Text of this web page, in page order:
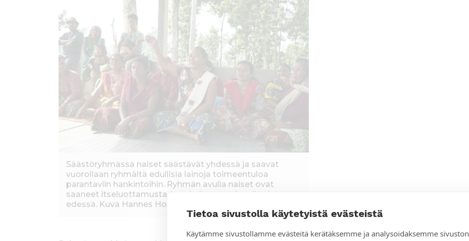
Tietoa sivustolla käytetyistä evästeistä
Käytämme sivustollamme evästeitä kerätäksemme ja analysoidaksemme sivuston
Säästöryhmässä naiset säästävät yhdessä ja saavat
vuorollaan ryhmältä edullisia lainoja toimeentuloa
parantaviin hankintoihin. Ryhmän avulla naiset ovat
saaneet itseluottamusta, ja uskaltavat puhua ihmisten
edessä. Kuva Hannes Honkanen